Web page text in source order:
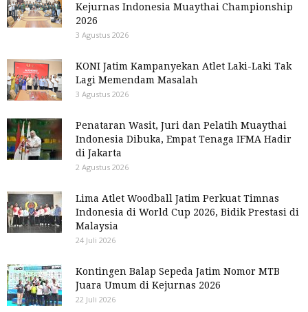
Kejurnas Indonesia Muaythai Championship
2026
3 Agustus 2026
KONI Jatim Kampanyekan Atlet Laki-Laki Tak
Lagi Memendam Masalah
3 Agustus 2026
Penataran Wasit, Juri dan Pelatih Muaythai
Indonesia Dibuka, Empat Tenaga IFMA Hadir
di Jakarta
2 Agustus 2026
Lima Atlet Woodball Jatim Perkuat Timnas
Indonesia di World Cup 2026, Bidik Prestasi di
Malaysia
24 Juli 2026
Kontingen Balap Sepeda Jatim Nomor MTB
Juara Umum di Kejurnas 2026
22 Juli 2026